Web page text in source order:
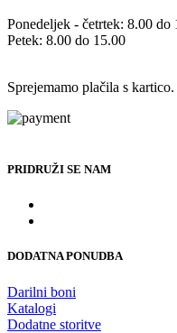
Ponedeljek - četrtek: 8.00 do
Petek: 8.00 do 15.00
Sprejemamo plačila s kartico.
PRIDRUŽI SE NAM
DODATNA PONUDBA
Darilni boni
Katalogi
Dodatne storitve